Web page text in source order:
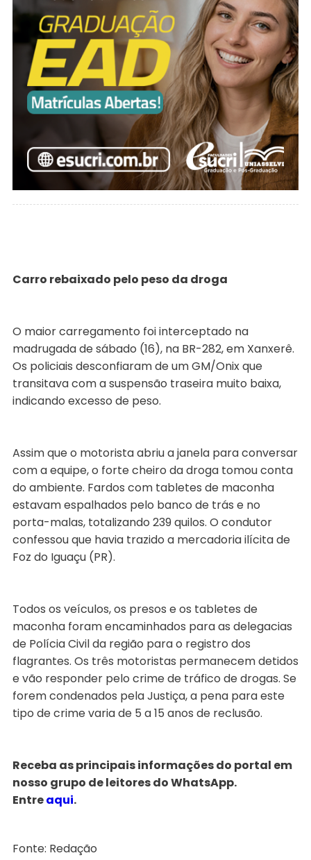
Carro rebaixado pelo peso da droga
O maior carregamento foi interceptado na
madrugada de sábado (16), na BR-282, em Xanxerê.
Os policiais desconfiaram de um GM/Onix que
transitava com a suspensão traseira muito baixa,
indicando excesso de peso.
Assim que o motorista abriu a janela para conversar
com a equipe, o forte cheiro da droga tomou conta
do ambiente. Fardos com tabletes de maconha
estavam espalhados pelo banco de trás e no
porta-malas, totalizando 239 quilos. O condutor
confessou que havia trazido a mercadoria ilícita de
Foz do Iguaçu (PR).
Todos os veículos, os presos e os tabletes de
maconha foram encaminhados para as delegacias
de Polícia Civil da região para o registro dos
flagrantes. Os três motoristas permanecem detidos
e vão responder pelo crime de tráfico de drogas. Se
forem condenados pela Justiça, a pena para este
tipo de crime varia de 5 a 15 anos de reclusão.
Receba as principais informações do portal em
nosso grupo de leitores do WhatsApp.
Entreaqui.
Fonte: Redação